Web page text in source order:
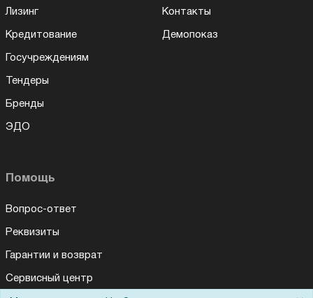
Лизинг
Кредитование
Госучреждениям
Тендеры
Бренды
ЭДО
Контакты
Демопоказ
Помощь
Вопрос-ответ
Реквизиты
Гарантии и возврат
Сервисный центр